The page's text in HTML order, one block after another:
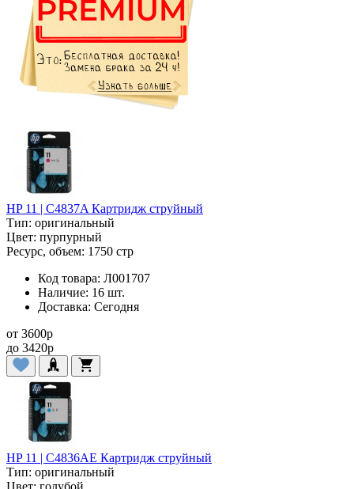
HP 11 | C4837A Картридж струйный
Тип: оригинальный
Цвет: пурпурный
Ресурс, объем: 1750 стр
Код товара: Л001707
Наличие: 16 шт.
Доставка: Сегодня
от 3600p
до 3420p
HP 11 | C4836AE Картридж струйный
Тип: оригинальный
Цвет: голубой